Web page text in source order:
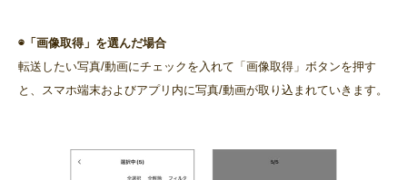
◉「画像取得」を選んだ場合
転送したい写真/動画にチェックを入れて「画像取得」ボタンを押す
と、スマホ端末およびアプリ内に写真/動画が取り込まれていきます。